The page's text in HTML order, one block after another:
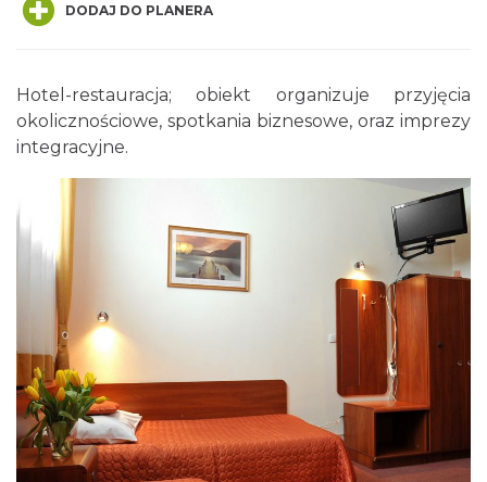
DODAJ DO PLANERA
Hotel-restauracja; obiekt organizuje przyjęcia
okolicznościowe, spotkania biznesowe, oraz imprezy
integracyjne.